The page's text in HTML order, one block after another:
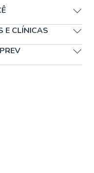
E CLÍNICAS